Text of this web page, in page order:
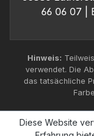
66 06 07 |
Hinweis:
verwendet. Die
das tatsächliche
Diese Website